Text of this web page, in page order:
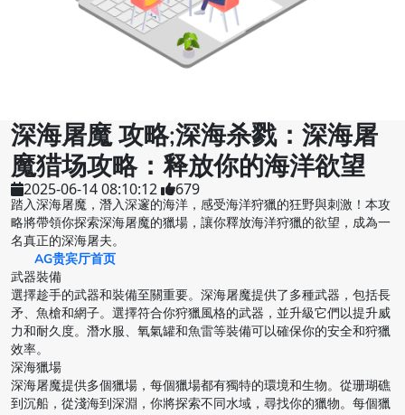
深海屠魔 攻略;深海杀戮：深海屠
魔猎场攻略：释放你的海洋欲望
2025-06-14 08:10:12 679
踏入深海屠魔，潛入深邃的海洋，感受海洋狩獵的狂野與刺激！本攻
略將帶領你探索深海屠魔的獵場，讓你釋放海洋狩獵的欲望，成為一
名真正的深海屠夫。
AG贵宾厅首页
武器裝備
選擇趁手的武器和裝備至關重要。深海屠魔提供了多種武器，包括長
矛、魚槍和網子。選擇符合你狩獵風格的武器，並升級它們以提升威
力和耐久度。潛水服、氧氣罐和魚雷等裝備可以確保你的安全和狩獵
效率。
深海獵場
深海屠魔提供多個獵場，每個獵場都有獨特的環境和生物。從珊瑚礁
到沉船，從淺海到深淵，你將探索不同水域，尋找你的獵物。每個獵